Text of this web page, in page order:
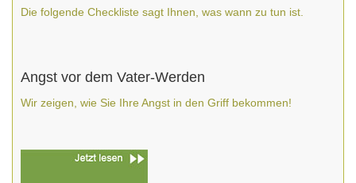
Die folgende Checkliste sagt Ihnen, was wann zu tun ist.
Angst vor dem Vater-Werden
Wir zeigen, wie Sie Ihre Angst in den Griff bekommen!